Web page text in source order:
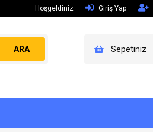
Hoşgeldiniz Giriş Yap
ARA Sepetiniz